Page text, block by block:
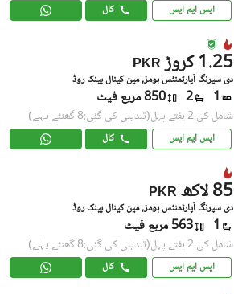
ایس ایم ایس کال
PKR 1.25 کروڑ
دی سپرنگ آپارٹمنٹس ہومز, مین کینال بینک روڈ
1
2 850 مربع فیٹ
شامل کی:2 ہفتے پہل (تبدیلی کی گئی:8 گھنٹے پہلے)
ایس ایم ایس کال
PKR 85 لاکھ
دی سپرنگ آپارٹمنٹس ہومز, مین کینال بینک روڈ
1 563 مربع فیٹ
شامل کی:2 ہفتے پہل (تبدیلی کی گئی:8 گھنٹے پہلے)
ایس ایم ایس کال